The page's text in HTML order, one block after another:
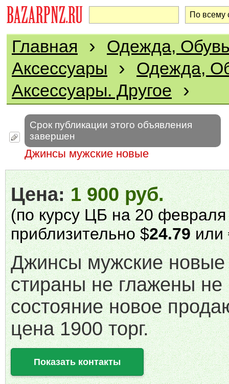
Главная › Одежда,
Аксессуары
› Одежда,
Аксессуары. Другое ›
Срок публикации этого объявления
завершен
Джинсы мужские новые
Цена:1 900 руб.
(по курсу ЦБ на 20 февраля
приблизительно $24.79или
Джинсы мужские новые
стираны не глажены не
состояние новое
цена 1900 торг.
Показать контакты